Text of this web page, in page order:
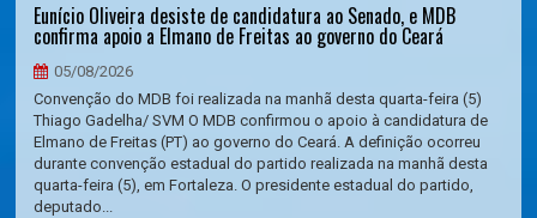
Eunício Oliveira desiste de candidatura ao Senado, e MDB
confirma apoio a Elmano de Freitas ao governo do Ceará
05/08/2026
Convenção do MDB foi realizada na manhã desta quarta-feira (5)
Thiago Gadelha/ SVM O MDB confirmou o apoio à candidatura de
Elmano de Freitas (PT) ao governo do Ceará. A definição ocorreu
durante convenção estadual do partido realizada na manhã desta
quarta-feira (5), em Fortaleza. O presidente estadual do partido,
deputado...